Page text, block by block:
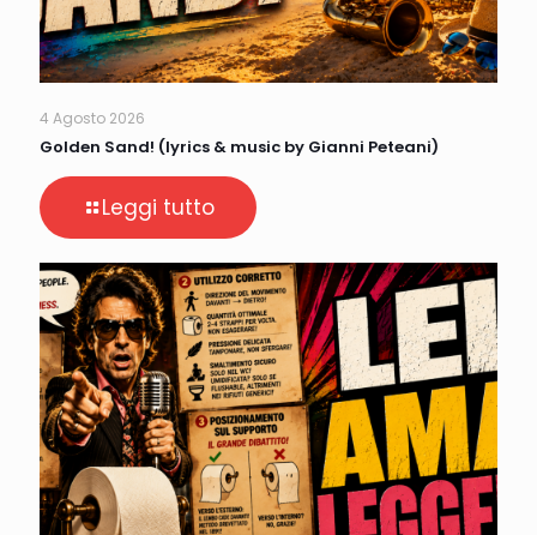
4 Agosto 2026
Golden Sand! (lyrics & music by Gianni Peteani)
Leggi tutto